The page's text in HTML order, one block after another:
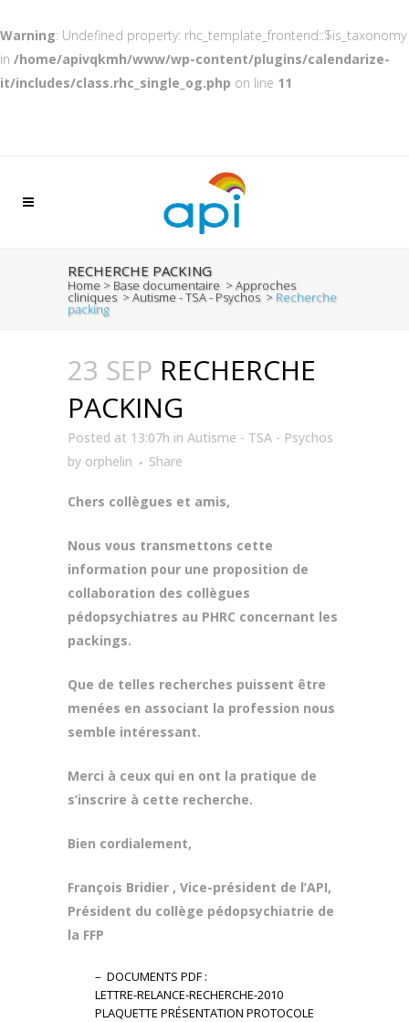
Warning: Undefined property: rhc_template_frontend::$is_taxonomy
in /home/apivqkmh/www/wp-content/plugins/calendarize-
it/includes/class.rhc_single_og.php on line 11
RECHERCHE PACKING
Home > Base documentaire >Approches
cliniques >Autisme - TSA - Psychos > Recherche
packing
23 SEP RECHERCHE
PACKING
Posted at 13:07h in Autisme - TSA - Psychos
by orphelin Share
Chers collègues et amis,
Nous vous transmettons cette
information pour une proposition de
collaboration des collègues
pédopsychiatres au PHRC concernant les
packings.
Que de telles recherches puissent être
menées en associant la profession nous
semble intéressant.
Merci à ceux qui en ont la pratique de
s’inscrire à cette recherche.
Bien cordialement,
François Bridier , Vice-président de l’API,
Président du collège pédopsychiatrie de
la FFP
– DOCUMENTS PDF :
LETTRE-RELANCE-RECHERCHE-2010
PLAQUETTE PRÉSENTATION PROTOCOLE